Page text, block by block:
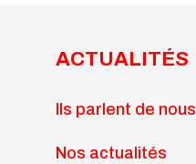
ACTUALITÉS
Ils parlent de nous
Nos actualités